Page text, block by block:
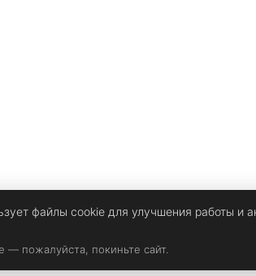
файлы cookie для улучшения работы и
— пожалуйста, покиньте сайт.